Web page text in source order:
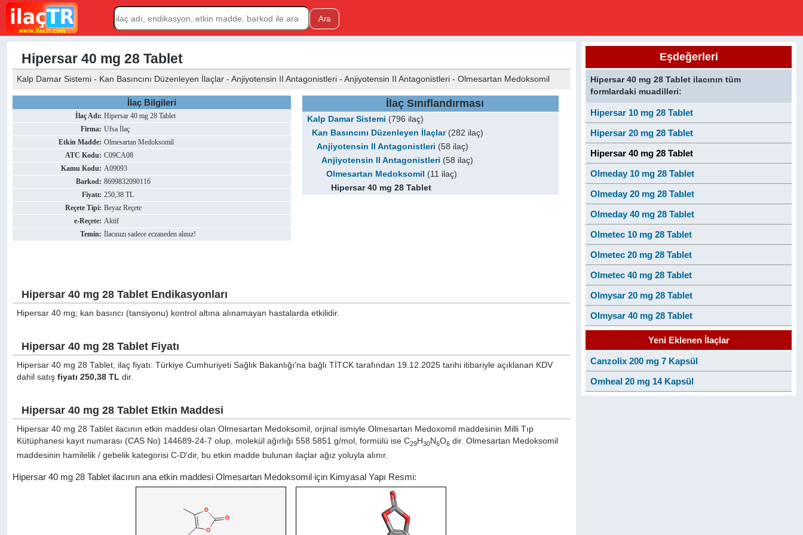
Hipersar 40 mg 28 Tablet
Kalp Damar Sistemi - Kan Basıncını Düzenleyen İlaçlar - Anjiyotensin II Antagonistleri - Anjiyotensin II Antagonistleri - Olmesartan Medoksomil
İlaç Bilgileri
İlaç Adı: Hipersar 40 mg 28 Tablet
Firma: Ufsa İlaç
Etkin Madde: Olmesartan Medoksomil
ATC Kodu: C09CA08
Kamu Kodu: A09093
Barkod: 8699832090116
Fiyatı: 250,38 TL
Reçete Tipi: Beyaz Reçete
e-Reçete: Aktif
Temin: İlacınızı sadece eczaneden alınız!
İlaç Sınıflandırması
Kalp Damar Sistemi (796 ilaç)
Kan Basıncını Düzenleyen İlaçlar(282 ilaç)
Anjiyotensin II Antagonistleri (58 ilaç)
Anjiyotensin II Antagonistleri (58 ilaç)
Olmesartan Medoksomil
(11 ilaç)
Hipersar 40 mg 28 Tablet
Hipersar 40 mg 28 Tablet Endikasyonları
Hipersar 40 mg; kan basıncı (tansiyonu) kontrol altına alınamayan hastalarda etkilidir.
Hipersar 40 mg 28 Tablet Fiyatı
Hipersar 40 mg 28 Tablet, ilaç fiyatı: Türkiye Cumhuriyeti Sağlık Bakanlığı'na bağlı TİTCK tarafından 19.12.2025 tarihi itibariyle açıklanan KDV
dahil satışfiyatı 250,38 TL dir.
Hipersar 40 mg 28 Tablet Etkin Maddesi
Hipersar 40 mg 28 Tablet ilacının etkin maddesi olan Olmesartan Medoksomil, orjinal ismiyleOlmesartan Medoxomil maddesinin Milli Tıp
Kütüphanesi kayıt numarası (CAS No) 144689-24-7 olup, molekül ağırlığı 558.5851 g/mol, formülü ise C29H30N6O6 dir. Olmesartan Medoksomil
maddesinin hamilelik / gebelik kategorisi C-D'dir, bu etkin madde bulunan ilaçlar ağız yoluyla alınır.
Hipersar 40 mg 28 Tablet ilacının ana etkin maddesi Olmesartan Medoksomil için Kimyasal Yapı Resmi:
Eşdeğerleri
Hipersar 40 mg 28 Tablet ilacının tüm
formlardaki muadilleri:
Hipersar 10 mg 28 Tablet
Hipersar 20 mg 28 Tablet
Hipersar 40 mg 28 Tablet
Olmeday 10 mg 28 Tablet
Olmeday 20 mg 28 Tablet
Olmeday 40 mg 28 Tablet
Olmetec 10 mg 28 Tablet
Olmetec 20 mg 28 Tablet
Olmetec 40 mg 28 Tablet
Olmysar 20 mg 28 Tablet
Olmysar 40 mg 28 Tablet
Yeni Eklenen İlaçlar
Canzolix 200 mg 7 Kapsül
Omheal 20 mg 14 Kapsül